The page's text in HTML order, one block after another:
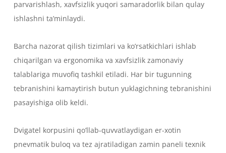
parvarishlash, xavfsizlik yuqori samaradorlik bilan qulay
ishlashni ta’minlaydi.
Barcha nazorat qilish tizimlari va ko’rsatkichlari ishlab
chiqarilgan va ergonomika va xavfsizlik zamonaviy
talablariga muvofiq tashkil etiladi. Har bir tugunning
tebranishini kamaytirish butun yuklagichning tebranishini
pasayishiga olib keldi.
Dvigatel korpusini qo’llab-quvvatlaydigan er-xotin
pnevmatik buloq va tez ajratiladigan zamin paneli texnik